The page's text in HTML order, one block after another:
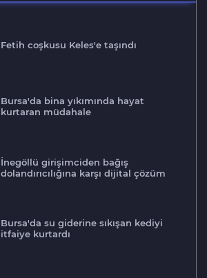
Fetih coşkusu Keles'e taşındı
Bursa'da bina yıkımında hayat
kurtaran müdahale
İnegöllü girişimciden bağış
dolandırıcılığına karşı dijital çözüm
Bursa'da su giderine sıkışan kediyi
itfaiye kurtardı